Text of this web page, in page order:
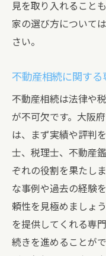
見を取り入れること
家の選び方について
さい。
不動産相続に関する
不動産相続は法律や
が不可欠です。大阪
は、まず実績や評判
士、税理士、不動産
ぞれの役割を果たし
な事例や過去の経験
頼性を見極めましょ
を提供してくれる専
続きを進めることが